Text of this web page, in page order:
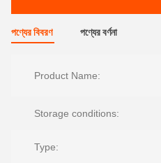
পণ্যের বিবরণ পণ্যের বর্ণনা
Product Name:
Storage conditions:
Type: